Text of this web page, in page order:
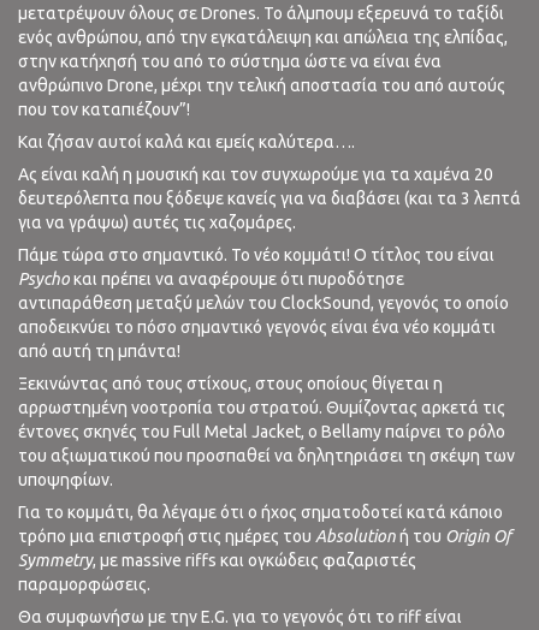
μετατρέψουν όλους σε Drones. Το άλμπουμ εξερευνά το ταξίδι
ενός ανθρώπου, από την εγκατάλειψη και απώλεια της ελπίδας,
στην κατήχησή του από το σύστημα ώστε να είναι ένα
ανθρώπινο Drone, μέχρι την τελική αποστασία του από αυτούς
που τον καταπιέζουν”!
Και ζήσαν αυτοί καλά και εμείς καλύτερα….
Ας είναι καλή η μουσική και τον συγχωρούμε για τα χαμένα 20
δευτερόλεπτα που ξόδεψε κανείς για να διαβάσει (και τα 3 λεπτά
για να γράψω) αυτές τις χαζομάρες.
Πάμε τώρα στο σημαντικό. Το νέο κομμάτι! Ο τίτλος του είναι
Psychoκαι πρέπει να αναφέρουμε ότι πυροδότησε
αντιπαράθεση μεταξύ μελών του ClockSound, γεγονός το οποίο
αποδεικνύει το πόσο σημαντικό γεγονός είναι ένα νέο κομμάτι
από αυτή τη μπάντα!
Ξεκινώντας από τους στίχους, στους οποίους θίγεται η
αρρωστημένη νοοτροπία του στρατού. Θυμίζοντας αρκετά τις
έντονες σκηνές του Full Metal Jacket, ο Bellamy παίρνει το ρόλο
του αξιωματικού που προσπαθεί να δηλητηριάσει τη σκέψη των
υποψηφίων.
Για το κομμάτι, θα λέγαμε ότι ο ήχος σηματοδοτεί κατά κάποιο
τρόπο μια επιστροφή στις ημέρες του Absolutionή του Origin Of
Symmetry, με massive riffs και ογκώδεις φαζαριστές
παραμορφώσεις.
Θα συμφωνήσω με την E.G. για το γεγονός ότι το riff είναι